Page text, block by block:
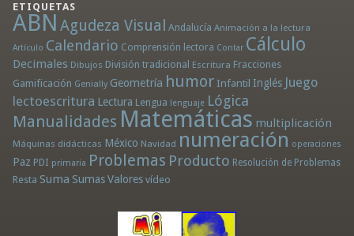
ETIQUETAS
ABN Agudeza Visual Andalucía Animación a la lectura
Artículo Calendario Comprensión lectora Contar Cálculo
Decimales Dibujos División tradicional Escritura Fracciones
Gamificación Genially Geometría humor Infantil Inglés Juego
lectoescritura Lectura Lengua lenguaje Lógica
Manualidades Matemáticas multiplicación
Máquinas didácticas México Navidad numeración operaciones
Paz PDI primaria Problemas Producto Resolución de Problemas
Resta Suma Sumas Valores vídeo